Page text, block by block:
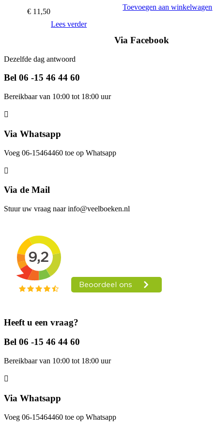
€ 11,50
Lees verder
Toevoegen aan winkelwagen
Via Facebook
Dezelfde dag antwoord
Bel 06 -15 46 44 60
Bereikbaar van 10:00 tot 18:00 uur
Via Whatsapp
Voeg 06-15464460 toe op Whatsapp
Via de Mail
Stuur uw vraag naar info@veelboeken.nl
Heeft u een vraag?
Bel 06 -15 46 44 60
Bereikbaar van 10:00 tot 18:00 uur
Via Whatsapp
Voeg 06-15464460 toe op Whatsapp